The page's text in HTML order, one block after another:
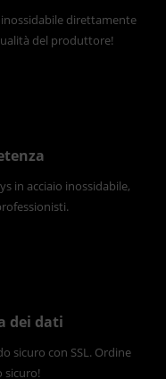
direttamente
del produttore!
in acciaio inossidabile,
dei dati
sicuro con SSL. Ordine
sicuro!